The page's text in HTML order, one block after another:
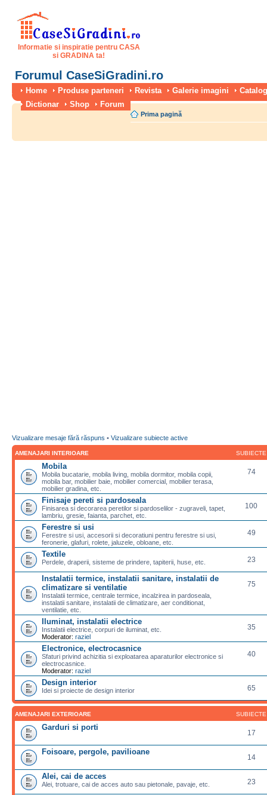
Informatie si inspiratie pentru CASA
si GRADINA ta!
Forumul CaseSiGradini.ro
Home Produse parteneri Revista Galerie imagini
Dictionar
Shop Forum
Prima pagină
Vizualizare mesaje fără răspuns • Vizualizare subiecte active
AMENAJARI INTERIOARE SUBIECTE
Mobila
Mobila bucatarie, mobila living, mobila dormitor, mobila copii,
mobila bar, mobilier baie, mobilier comercial, mobilier terasa,
mobilier gradina, etc.
74
Finisaje pereti si pardoseala
Finisarea si decorarea peretilor si pardoselilor - zugraveli, tapet,
lambriu, gresie, faianta, parchet, etc.
100
Ferestre si usi
Ferestre si usi, accesorii si decoratiuni pentru ferestre si usi,
feronerie, glafuri, rolete, jaluzele, obloane, etc.
49
Textile
Perdele, draperii, sisteme de prindere, tapiterii, huse, etc. 23
Instalatii termice, instalatii sanitare, instalatii de
climatizare si ventilatie
Instalatii termice, centrale termice, incalzirea in pardoseala,
instalatii sanitare, instalatii de climatizare, aer conditionat,
ventilatie, etc.
75
Iluminat, instalatii electrice
Instalatii electrice, corpuri de iluminat, etc.
Moderator: raziel
35
Electronice, electrocasnice
Sfaturi privind achizitia si exploatarea aparaturilor electronice si
electrocasnice.
Moderator: raziel
40
Design interior
Idei si proiecte de design interior 65
AMENAJARI EXTERIOARE SUBIECTE
Garduri si porti
17
Foisoare, pergole, pavilioane
14
Alei, cai de acces
Alei, trotuare, cai de acces auto sau pietonale, pavaje, etc. 23